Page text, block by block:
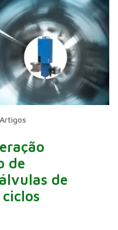
Artigos
de
de